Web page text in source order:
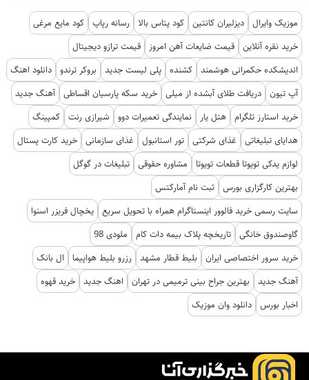
موزیک وایرال دیزلیران کانتین کود پتاس بالا رسانه رپاپ کود مایع مرغی
خرید نقره آنلاین قیمت ضایعات آهن امروز
قیمت ترازو دیجیتال
اندیشکده حکمرانی هوشمند کشنده پلی لیست جدید بروکر ترندو دانلود اهنگ
آپ تیون دریافت طلای آبشده از میلی خرید سکه پارسیان اقساطی آهنگ جدید
خرید استارز تلگرام هتل یار نمایندگی تعمیرات دوو شیرازی رنت کمپینگ
هدایای تبلیغاتی
غذای شرکتی تور استانبول غذای سازمانی خرید کارت پستال
لوازم یدکی تویوتا قطعات تویوتا
مشاوره حقوقی تبلیغات در گوگل
بهترین کارگزاری بورس ثبت نام آمارکتس
سایت رسمی خرید فالوور اینستاگرام همراه با تحویل سریع یخچال فریزر اسنوا
گاوصندوق خانگی تاریخچه پلاک بیمه دات کام
ملودی 98
خرید سرور اختصاصی ایران
بلیط قطار مشهد رزرو بلیط هواپیما
ال بانک
آهنگ جدید
بهترین جراح بینی ترمیمی در تهران اهنگ جدید خرید قهوه
اخبار بورس دانلود وان موزیک